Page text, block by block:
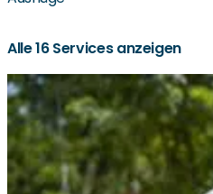
Hauseigener Minibus
KorianFit-Spielekonsole
Snoezelenraum
Nähe zu Supermärkten
Nähe zu ÖPNV
Reparaturdienst
Wäschedienst
Alle 16 Services anzeigen